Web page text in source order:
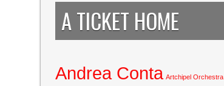
A TICKET HOME
Andrea Conta Artchipel Orchestra